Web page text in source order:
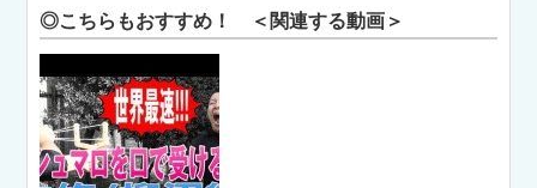
◎こちらもおすすめ！ ＜関連する動画＞